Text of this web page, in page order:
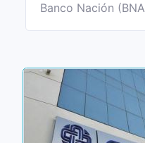
Banco Nación